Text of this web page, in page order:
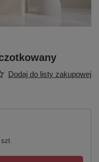
Dodaj do listy zakupowej
szt.